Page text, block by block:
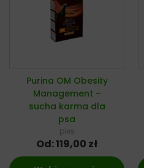
Purina OM Obesity
Management –
sucha karma dla
psa
pies
Od:119,00 zł